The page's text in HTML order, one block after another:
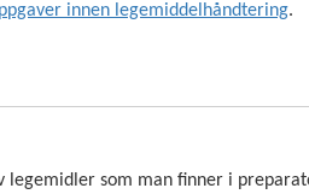
innen legemiddelhåndtering.
legemidler som man finner i